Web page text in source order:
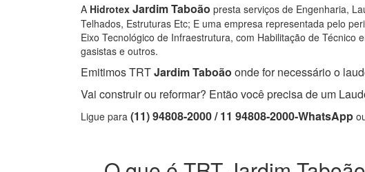
A Hidrotex Jardim Taboão presta serviços de Engenharia,
Telhados, Estruturas Etc; E uma empresa representada pelo
Eixo Tecnológico de Infraestrutura, com Habilitação de
gasistas e outros.
Emitimos TRTJardim Taboão onde for necessário o
Vai construir ou reformar? Então você precisa de um
Ligue para (11) 94808-2000 / 11 94808-2000-WhatsApp